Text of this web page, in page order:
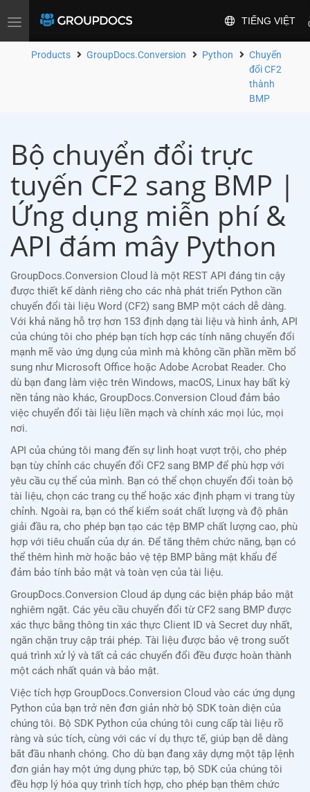
Toggle
TIẾNG VIỆT
Products GroupDocs.Conversion Python
Chuyển
đổi CF2
thành
BMP
Bộ chuyển đổi trực
tuyến CF2 sang BMP |
Ứng dụng miễn phí &
API đám mây Python
GroupDocs.Conversion Cloud là một REST API đáng tin cậy
được thiết kế dành riêng cho các nhà phát triển Python cần
chuyển đổi tài liệu Word (CF2) sang BMP một cách dễ dàng.
Với khả năng hỗ trợ hơn 153 định dạng tài liệu và hình ảnh, API
của chúng tôi cho phép bạn tích hợp các tính năng chuyển đổi
mạnh mẽ vào ứng dụng của mình mà không cần phần mềm bổ
sung như Microsoft Office hoặc Adobe Acrobat Reader. Cho
dù bạn đang làm việc trên Windows, macOS, Linux hay bất kỳ
nền tảng nào khác, GroupDocs.Conversion Cloud đảm bảo
việc chuyển đổi tài liệu liền mạch và chính xác mọi lúc, mọi
nơi.
API của chúng tôi mang đến sự linh hoạt vượt trội, cho phép
bạn tùy chỉnh các chuyển đổi CF2 sang BMP để phù hợp với
yêu cầu cụ thể của mình. Bạn có thể chọn chuyển đổi toàn bộ
tài liệu, chọn các trang cụ thể hoặc xác định phạm vi trang tùy
chỉnh. Ngoài ra, bạn có thể kiểm soát chất lượng và độ phân
giải đầu ra, cho phép bạn tạo các tệp BMP chất lượng cao, phù
hợp với tiêu chuẩn của dự án. Để tăng thêm chức năng, bạn có
thể thêm hình mờ hoặc bảo vệ tệp BMP bằng mật khẩu để
đảm bảo tính bảo mật và toàn vẹn của tài liệu.
GroupDocs.Conversion Cloud áp dụng các biện pháp bảo mật
nghiêm ngặt. Các yêu cầu chuyển đổi từ CF2 sang BMP được
xác thực bằng thông tin xác thực Client ID và Secret duy nhất,
ngăn chặn truy cập trái phép. Tài liệu được bảo vệ trong suốt
quá trình xử lý và tất cả các chuyển đổi đều được hoàn thành
một cách nhất quán và bảo mật.
Việc tích hợp GroupDocs.Conversion Cloud vào các ứng dụng
Python của bạn trở nên đơn giản nhờ bộ SDK toàn diện của
chúng tôi. Bộ SDK Python của chúng tôi cung cấp tài liệu rõ
ràng và súc tích, cùng với các ví dụ thực tế, giúp bạn dễ dàng
bắt đầu nhanh chóng. Cho dù bạn đang xây dựng một tập lệnh
đơn giản hay một ứng dụng phức tạp, bộ SDK của chúng tôi
đều hợp lý hóa quy trình tích hợp, cho phép bạn thêm chức